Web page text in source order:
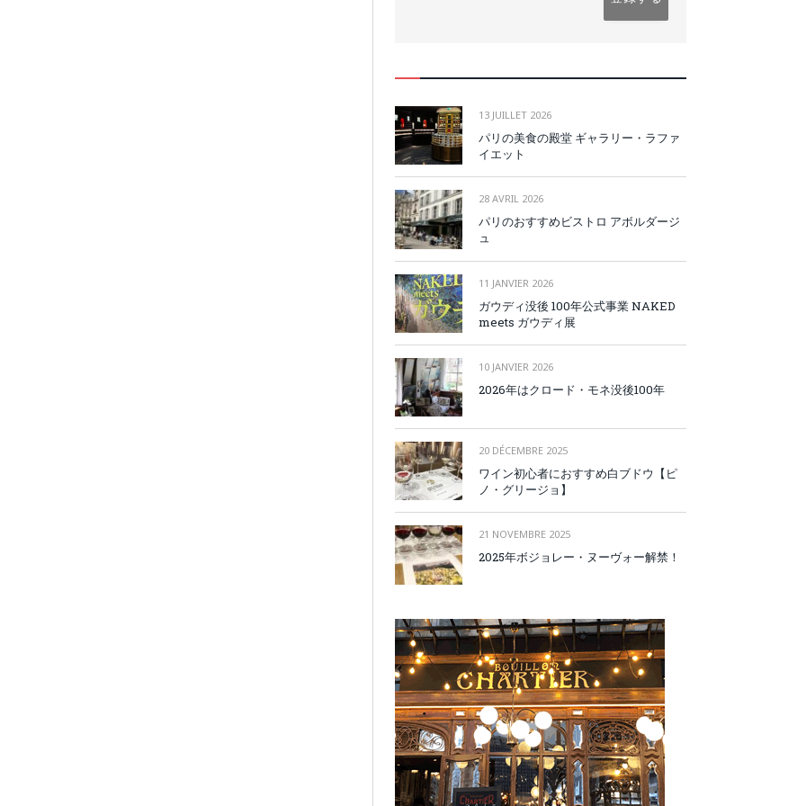
13 JUILLET 2026
パリの美食の殿堂 ギャラリー・ラファ
イエット
28 AVRIL 2026
パリのおすすめビストロ アボルダージ
ュ
11 JANVIER 2026
ガウディ没後 100年公式事業 NAKED
meets ガウディ展
10 JANVIER 2026
2026年はクロード・モネ没後100年
20 DÉCEMBRE 2025
ワイン初心者におすすめ白ブドウ【ピ
ノ・グリージョ】
21 NOVEMBRE 2025
2025年ボジョレー・ヌーヴォー解禁！